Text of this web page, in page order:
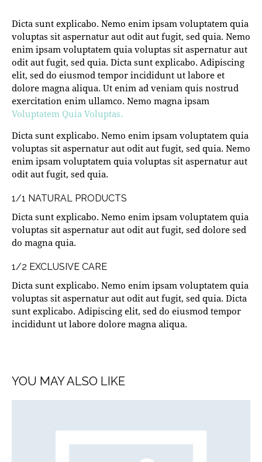
Dicta sunt explicabo. Nemo enim ipsam voluptatem quia
voluptas sit aspernatur aut odit aut fugit, sed quia. Nemo
enim ipsam voluptatem quia voluptas sit aspernatur aut
odit aut fugit, sed quia. Dicta sunt explicabo. Adipiscing
elit, sed do eiusmod tempor incididunt ut labore et
dolore magna aliqua. Ut enim ad veniam quis nostrud
exercitation enim ullamco. Nemo magna ipsam
Voluptatem Quia Voluptas.
Dicta sunt explicabo. Nemo enim ipsam voluptatem quia
voluptas sit aspernatur aut odit aut fugit, sed quia. Nemo
enim ipsam voluptatem quia voluptas sit aspernatur aut
odit aut fugit, sed quia.
1/1 NATURAL PRODUCTS
Dicta sunt explicabo. Nemo enim ipsam voluptatem quia
voluptas sit aspernatur aut odit aut fugit, sed dolore sed
do magna quia.
1/2 EXCLUSIVE CARE
Dicta sunt explicabo. Nemo enim ipsam voluptatem quia
voluptas sit aspernatur aut odit aut fugit, sed quia. Dicta
sunt explicabo. Adipiscing elit, sed do eiusmod tempor
incididunt ut labore dolore magna aliqua.
YOU MAY ALSO LIKE